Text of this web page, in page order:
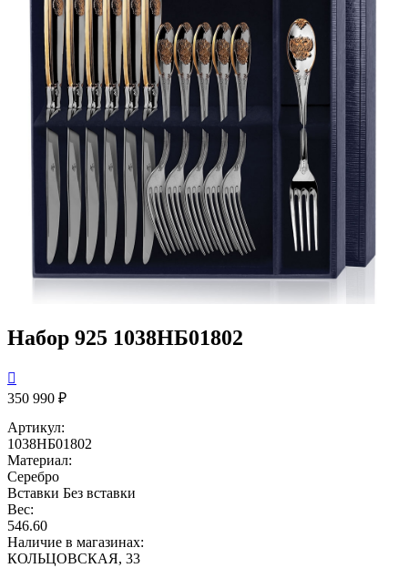
Набор 925 1038НБ01802

350 990 ₽
Артикул:
1038НБ01802
Материал:
Серебро
Вставки Без вставки
Вес:
546.60
Наличие в магазинах:
КОЛЬЦОВСКАЯ, 33